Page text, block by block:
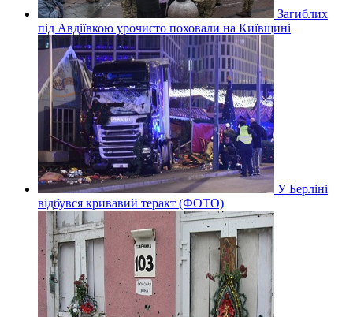
Загиблих
під Авдіївкою урочисто поховали на Київщині
У Берліні
відбувся кривавий теракт (ФОТО)